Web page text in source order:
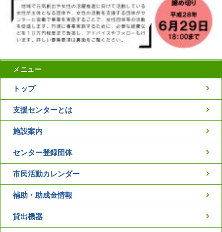
メニュー
トップ
支援センターとは
施設案内
センター登録団体
市民活動カレンダー
補助・助成金情報
貸出機器